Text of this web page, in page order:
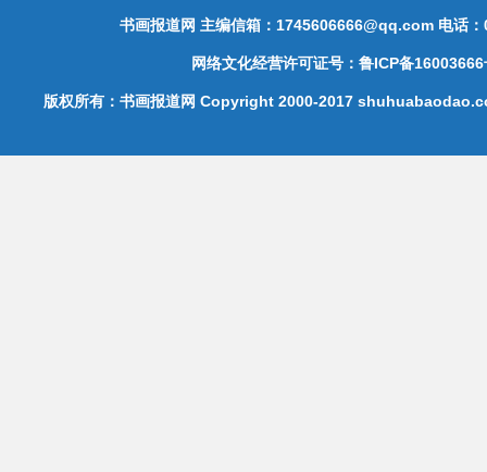
书画报道网 主编信箱：1745606666@qq.com 电话
网络文化经营许可证号：鲁ICP备
版权所有：书画报道网 Copyright 2000-2017